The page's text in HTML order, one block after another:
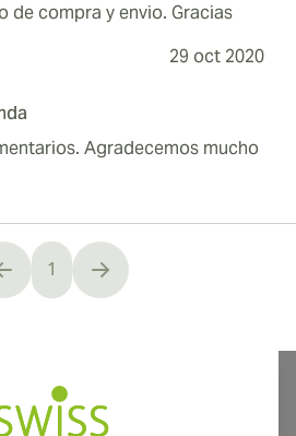
de compra y envio. Gracias
29 oct 2020
Agradecemos mucho
You're currently reading page
1